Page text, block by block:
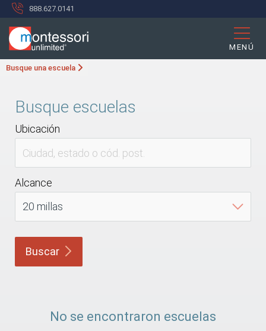
888.627.0141
MENÚ
Busque una escuela
Busque escuelas
Ubicación
Alcance
Buscar
No se encontraron escuelas